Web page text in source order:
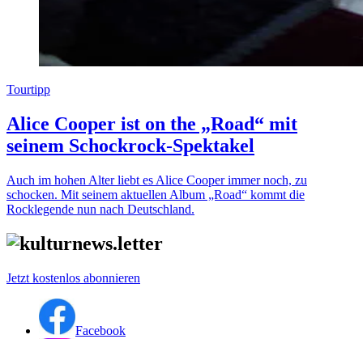
Tourtipp
Alice Cooper ist on the „Road“ mit
seinem Schockrock-Spektakel
Auch im hohen Alter liebt es Alice Cooper immer noch, zu
schocken. Mit seinem aktuellen Album „Road“ kommt die
Rocklegende nun nach Deutschland.
Jetzt kostenlos abonnieren
Facebook